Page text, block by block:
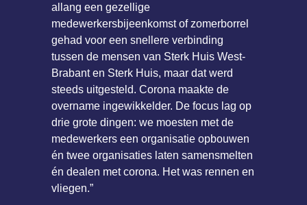
allang een gezellige
medewerkersbijeenkomst of zomerborrel
gehad voor een snellere verbinding
tussen de mensen van Sterk Huis West-
Brabant en Sterk Huis, maar dat werd
steeds uitgesteld. Corona maakte de
overname ingewikkelder. De focus lag op
drie grote dingen: we moesten met de
medewerkers een organisatie opbouwen
én twee organisaties laten samensmelten
én dealen met corona. Het was rennen en
vliegen.”